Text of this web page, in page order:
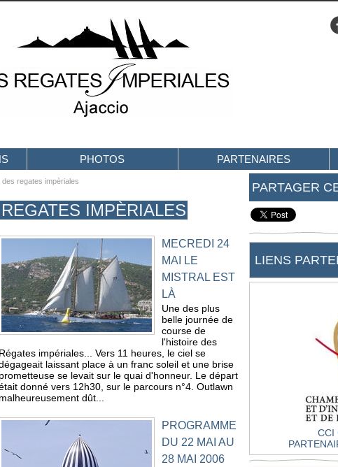
PHOTOS PARTENAIRES
regates impèriales
IMPÈRIALES
MECREDI 24
MAI LE
MISTRAL EST
LÀ
Une des plus
belle journée de
course de
l'histoire des
Régates impériales... Vers 11 heures, le ciel se
laissant place à un franc soleil et une brise
prometteuse se levait sur le quai d'honneur. Le départ
donné vers 12h30, sur le parcours n°4. Outlawn
malheureusement dût...
PROGRAMME
DU 22 MAI AU
28 MAI 2006
PARTAGER
LIENS
CCI